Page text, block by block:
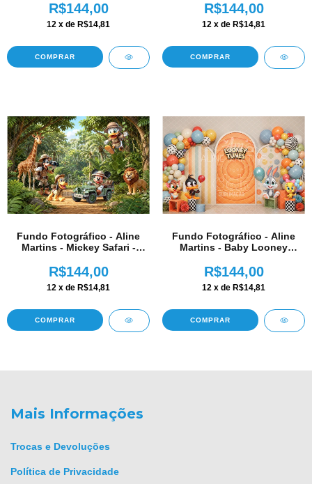
R$144,00
12 x de R$14,81
COMPRAR
R$144,00
12 x de R$14,81
COMPRAR
Fundo Fotográfico - Aline
Martins - Mickey Safari -
R$144,00
12 x de R$14,81
COMPRAR
Fundo Fotográfico - Aline
Martins - Baby Looney
R$144,00
12 x de R$14,81
COMPRAR
Mais Informações
Trocas e Devoluções
Política de Privacidade